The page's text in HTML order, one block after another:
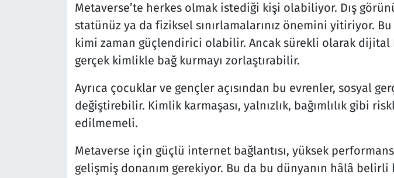
Metaverse’te herkes olmak istediği kişi olabiliyor. Dış
statünüz ya da fiziksel sınırlamalarınız önemini yitiriyor.
kimi zaman güçlendirici olabilir. Ancak sürekli olarak dijital
gerçek kimlikle bağ kurmayı zorlaştırabilir.
Ayrıca çocuklar ve gençler açısından bu evrenler, sosyal
değiştirebilir. Kimlik karmaşası, yalnızlık, bağımlılık gibi
edilmemeli.
Metaverse için güçlü internet bağlantısı, yüksek
gelişmiş donanım gerekiyor. Bu da bu dünyanın hâlâ